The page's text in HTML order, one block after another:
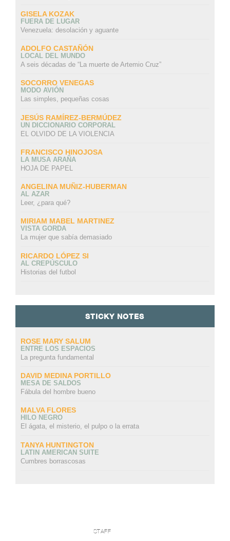
GISELA KOZAK
FUERA DE LUGAR
Venezuela: desolación y aguante
ADOLFO CASTAÑÓN
LOCAL DEL MUNDO
A seis décadas de “La muerte de Artemio Cruz”
SOCORRO VENEGAS
MODO AVIÓN
Las simples, pequeñas cosas
JESÚS RAMÍREZ-BERMÚDEZ
UN DICCIONARIO CORPORAL
EL OLVIDO DE LA VIOLENCIA
FRANCISCO HINOJOSA
LA MUSA ARAÑA
HOJA DE PAPEL
ANGELINA MUÑIZ-HUBERMAN
AL AZAR
Leer, ¿para qué?
MIRIAM MABEL MARTINEZ
VISTA GORDA
La mujer que sabía demasiado
RICARDO LÓPEZ SI
AL CREPÚSCULO
Historias del futbol
STICKY NOTES
ROSE MARY SALUM
ENTRE LOS ESPACIOS
La pregunta fundamental
DAVID MEDINA PORTILLO
MESA DE SALDOS
Fábula del hombre bueno
MALVA FLORES
HILO NEGRO
El ágata, el misterio, el pulpo o la errata
TANYA HUNTINGTON
LATIN AMERICAN SUITE
Cumbres borrascosas
STAFF